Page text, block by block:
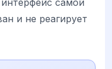
и не реагирует